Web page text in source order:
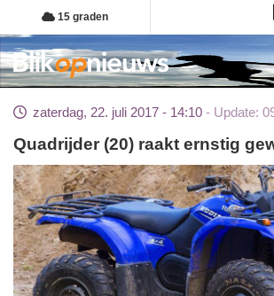
Overslaan
en
naar
de
gaan
15 graden
zaterdag, 22. juli 2017 - 14:10 Update:
Quadrijder (20) raakt ernstig